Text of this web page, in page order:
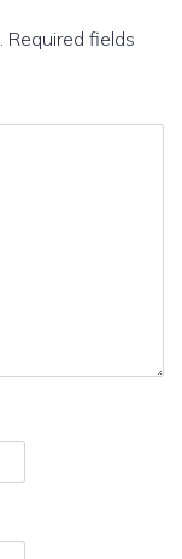
Required fields